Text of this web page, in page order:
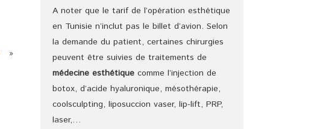
»
A noter que le tarif de l’opération esthétique
en Tunisie n’inclut pas le billet d’avion. Selon
la demande du patient, certaines chirurgies
peuvent être suivies de traitements de
médecine esthétique comme l’injection de
botox, d’acide hyaluronique, mésothérapie,
coolsculpting, liposuccion vaser, lip-lift, PRP,
laser,…